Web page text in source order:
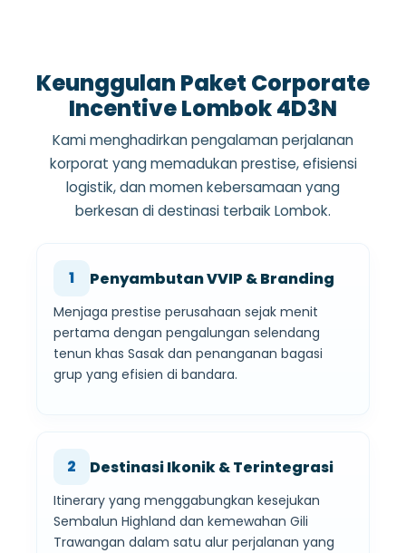
Keunggulan Paket Corporate
Incentive Lombok 4D3N
Kami menghadirkan pengalaman perjalanan
korporat yang memadukan prestise, efisiensi
logistik, dan momen kebersamaan yang
berkesan di destinasi terbaik Lombok.
1 Penyambutan VVIP & Branding
Menjaga prestise perusahaan sejak menit
pertama dengan pengalungan selendang
tenun khas Sasak dan penanganan bagasi
grup yang efisien di bandara.
2 Destinasi Ikonik & Terintegrasi
Itinerary yang menggabungkan kesejukan
Sembalun Highland dan kemewahan Gili
Trawangan dalam satu alur perjalanan yang